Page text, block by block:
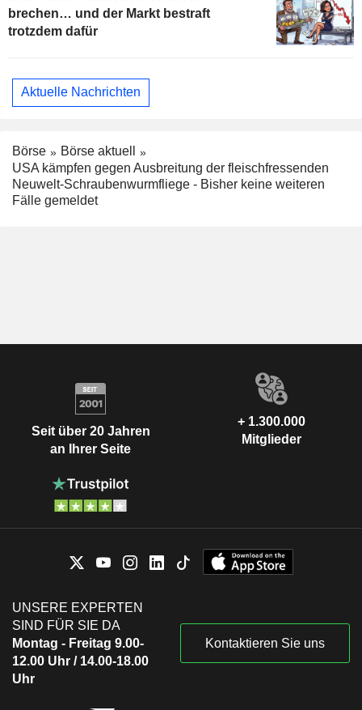
brechen… und der Markt bestraft
trotzdem dafür
Aktuelle Nachrichten
Börse
Börse aktuell
USA kämpfen gegen Ausbreitung der fleischfressenden
Neuwelt-Schraubenwurmfliege - Bisher keine weiteren
Fälle gemeldet
Seit über 20 Jahren
an Ihrer Seite
+ 1.300.000
Mitglieder
UNSERE EXPERTEN
SIND FÜR SIE DA
Montag - Freitag 9.00-
12.00 Uhr / 14.00-18.00
Uhr
Kontaktieren Sie uns